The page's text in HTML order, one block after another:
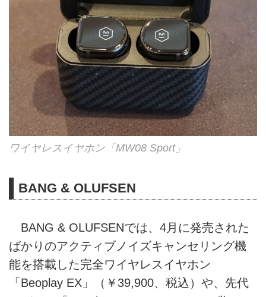
ワイヤレスイヤホン「MW08 Sport」
BANG & OLUFSEN
BANG & OLUFSENでは、4月に発売された
ばかりのアクティブノイズキャンセリング機
能を搭載した完全ワイヤレスイヤホン
「Beoplay EX」（￥39,900、税込）や、先代